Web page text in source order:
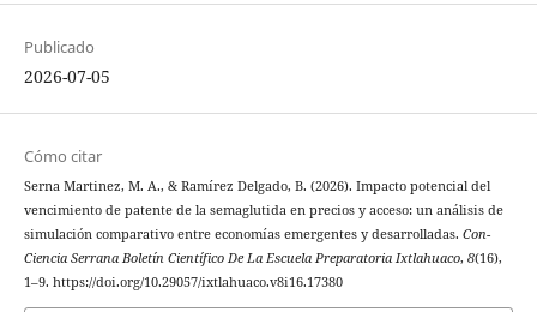
Publicado
2026-07-05
Cómo citar
Serna Martinez, M. A., & Ramírez Delgado, B. (2026). Impacto potencial del
vencimiento de patente de la semaglutida en precios y acceso: un análisis de
simulación comparativo entre economías emergentes y desarrolladas. Con-
Ciencia Serrana Boletín Científico De La Escuela Preparatoria Ixtlahuaco, 8(16),
1–9. https://doi.org/10.29057/ixtlahuaco.v8i16.17380